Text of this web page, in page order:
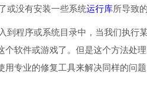
或没有安装一些系统运行库所导致的
到程序或系统目录中，当我们执行
软件或游戏了。但是这个方法处
专业的修复工具来解决同样的问题